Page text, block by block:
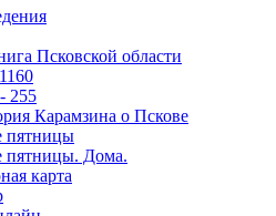
Псковской области
255
Карамзина о Пскове
пятницы
пятницы. Дома.
карта